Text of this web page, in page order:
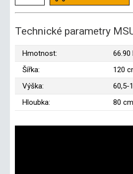
Technické parametry
Hmotnost:
66.90
Šířka:
120
Výška:
60,5-
Hloubka:
80 cm